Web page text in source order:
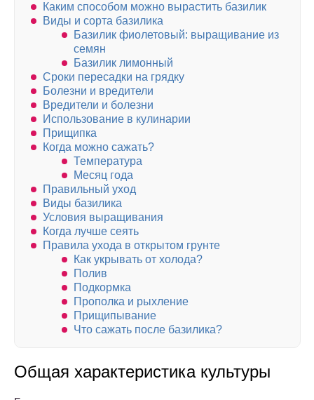
Каким способом можно вырастить базилик
Виды и сорта базилика
Базилик фиолетовый: выращивание из
семян
Базилик лимонный
Сроки пересадки на грядку
Болезни и вредители
Вредители и болезни
Использование в кулинарии
Прищипка
Когда можно сажать?
Температура
Месяц года
Правильный уход
Виды базилика
Условия выращивания
Когда лучше сеять
Правила ухода в открытом грунте
Как укрывать от холода?
Полив
Подкормка
Прополка и рыхление
Прищипывание
Что сажать после базилика?
Общая характеристика культуры